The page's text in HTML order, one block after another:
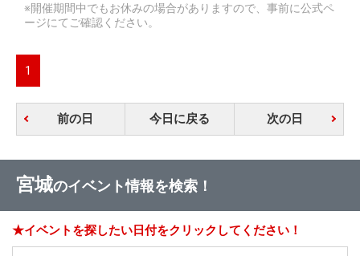
※開催期間中でもお休みの場合がありますので、事前に公式ペ
ージにてご確認ください。
1
前の日 今日に戻る 次の日
宮城のイベント情報を検索！
★イベントを探したい日付をクリックしてください！